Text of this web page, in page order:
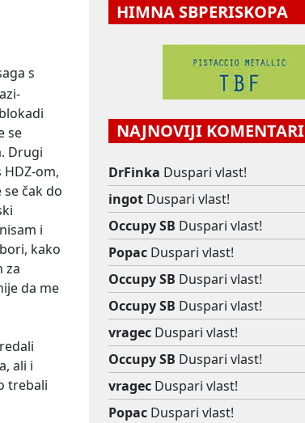
s
se
Drugi
om,
čak do
i
kako
za
da me
ali i
trebali
HIMNA SBPERISKOPA
NAJNOVIJI KOMENTARI
DrFinka Duspari vlast!
ingot Duspari vlast!
Occupy SB Duspari vlast!
Popac Duspari vlast!
Occupy SB Duspari vlast!
Occupy SB Duspari vlast!
vragec Duspari vlast!
Occupy SB Duspari vlast!
vragec Duspari vlast!
Popac Duspari vlast!